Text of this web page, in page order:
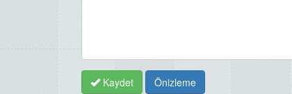
Kaydet Önizleme